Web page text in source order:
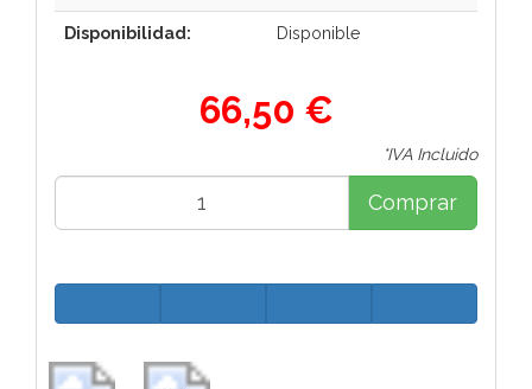
Disponibilidad: Disponible
66,50 €
*IVA Incluido
Comprar